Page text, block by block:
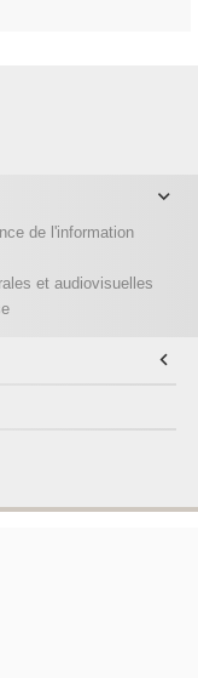
de l'information
et audiovisuelles